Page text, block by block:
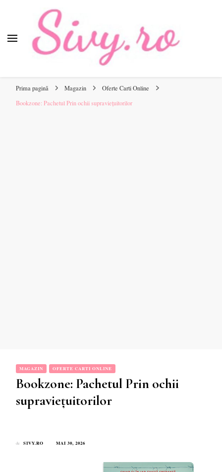
online pentru tine.
Prima pagină Magazin
Oferte Carti Online
Bookzone: Pachetul Prin ochii supraviețuitorilor
MAGAZIN OFERTE CARTI ONLINE
Bookzone: Pachetul Prin ochii
supraviețuitorilor
de SIVY.RO MAI 30, 2026